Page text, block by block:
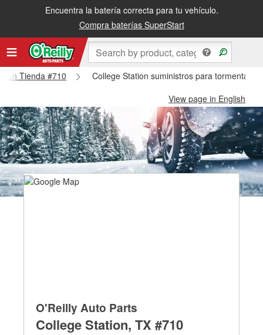
Encuentra la batería correcta para tu vehículo.
Compra baterías SuperStart
Tienda #710
College Station suministros para tormentas
View page in English
O'Reilly Auto Parts
College Station, TX #710